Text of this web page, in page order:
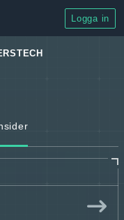
Logga in